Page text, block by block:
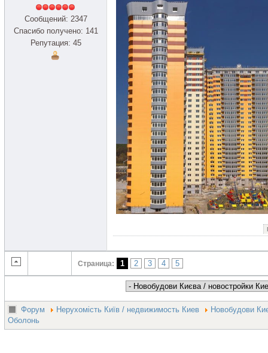
Сообщений: 2347
Спасибо получено: 141
Репутация: 45
Страница: 1 2 3 4 5
Форум Нерухомість Київ / недвижимость Киев
Новобудови
Оболонь